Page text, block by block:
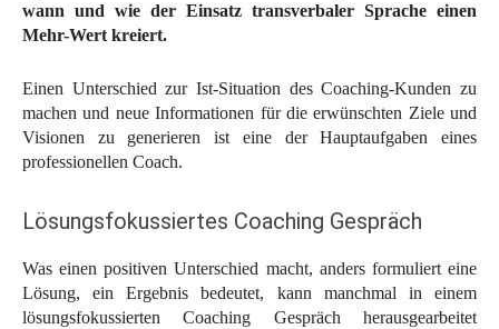
wann und wie der Einsatz transverbaler Sprache einen
Mehr-Wert kreiert.
Einen Unterschied zur Ist-Situation des Coaching-Kunden zu
machen und neue Informationen für die erwünschten Ziele und
Visionen zu generieren ist eine der Hauptaufgaben eines
professionellen Coach.
Lösungsfokussiertes Coaching Gespräch
Was einen positiven Unterschied macht, anders formuliert eine
Lösung, ein Ergebnis bedeutet, kann manchmal in einem
lösungsfokussierten Coaching Gespräch herausgearbeitet